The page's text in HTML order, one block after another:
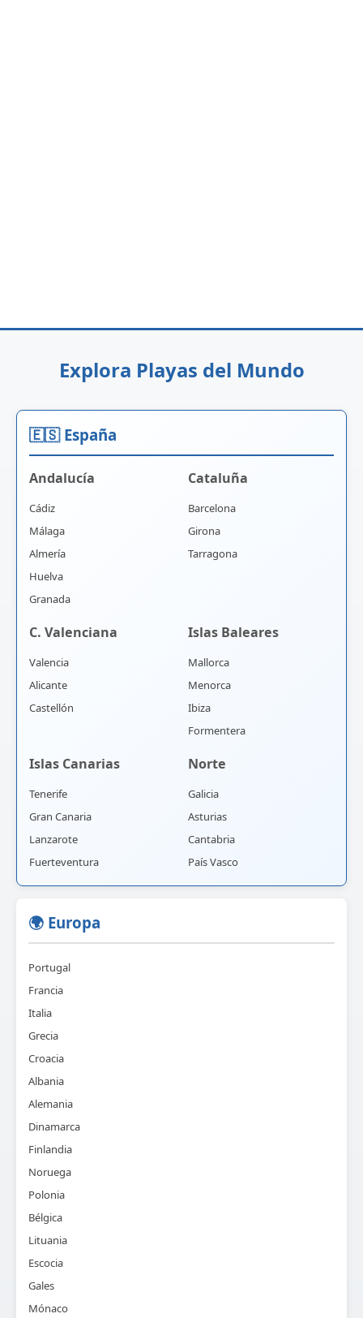
Explora Playas del Mundo
🇪🇸 España
Andalucía
Cádiz
Málaga
Almería
Huelva
Granada
Cataluña
Barcelona
Girona
Tarragona
C. Valenciana
Valencia
Alicante
Castellón
Islas Baleares
Mallorca
Menorca
Ibiza
Formentera
Islas Canarias
Tenerife
Gran Canaria
Lanzarote
Fuerteventura
Norte
Galicia
Asturias
Cantabria
País Vasco
🌍 Europa
Portugal
Francia
Italia
Grecia
Croacia
Albania
Alemania
Dinamarca
Finlandia
Noruega
Polonia
Bélgica
Lituania
Escocia
Gales
Mónaco